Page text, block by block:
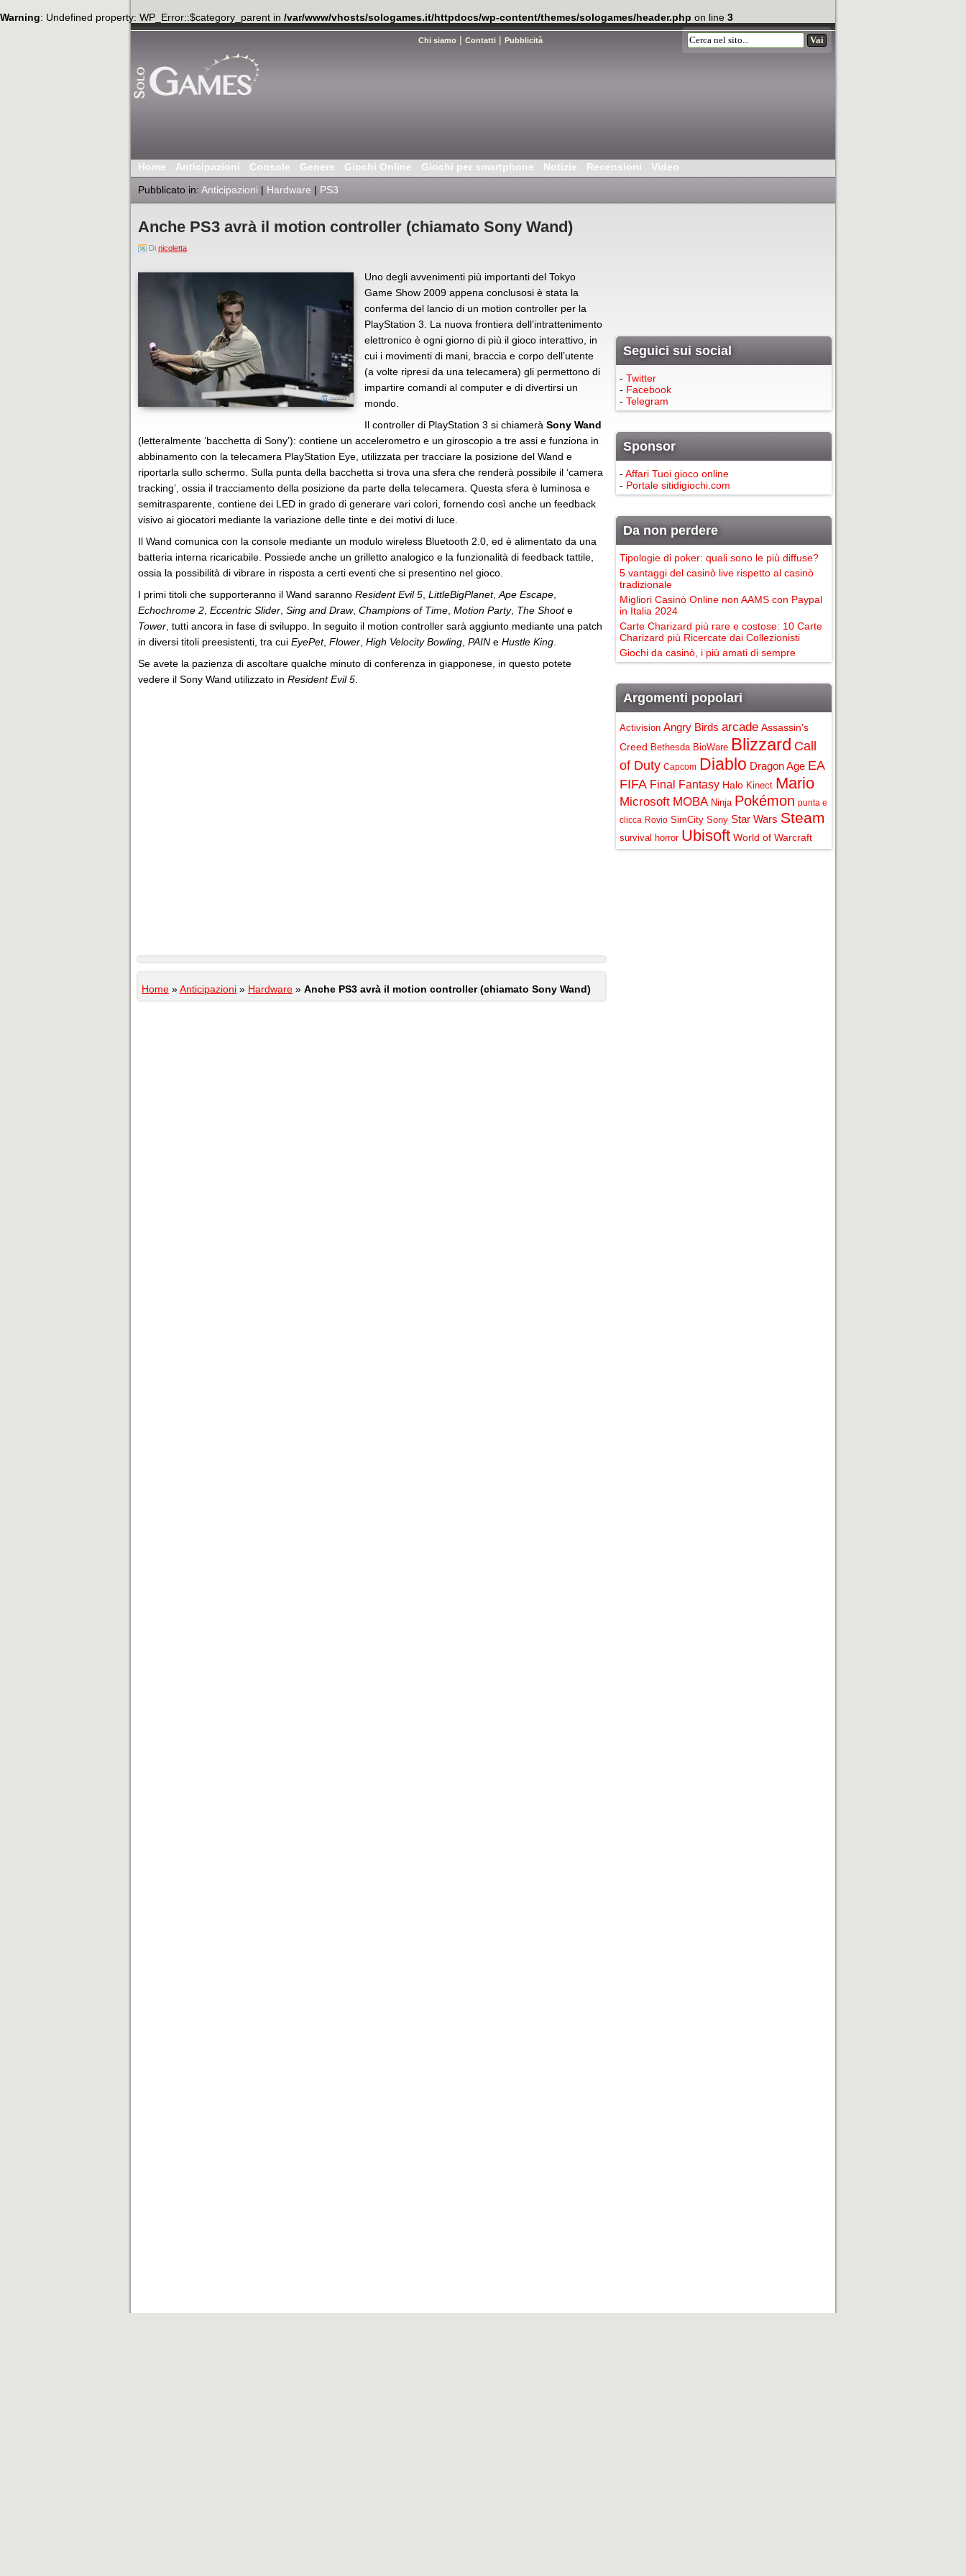
Warning: Undefined property: WP_Error::$category_parent in /var/www/vhosts/sologames.it/httpdocs/wp-content/themes/sologames/header.php on line 3
Chi siamo | Contatti | Pubblicità
Home Anticipazioni Console Genere Giochi Online Giochi per smartphone Notizie Recensioni
Video
Pubblicato in: Anticipazioni | Hardware | PS3
Anche PS3 avrà il motion controller (chiamato Sony Wand)
Di nicoletta
Uno degli avvenimenti più importanti del Tokyo
Game Show 2009 appena conclusosi è stata la
conferma del lancio di un motion controller per la
PlayStation 3. La nuova frontiera dell’intrattenimento
elettronico è ogni giorno di più il gioco interattivo, in
cui i movimenti di mani, braccia e corpo dell’utente
(a volte ripresi da una telecamera) gli permettono di
impartire comandi al computer e di divertirsi un
mondo.
Il controller di PlayStation 3 si chiamerà Sony Wand
(letteralmente ‘bacchetta di Sony’): contiene un accelerometro e un giroscopio a tre assi e funziona in
abbinamento con la telecamera PlayStation Eye, utilizzata per tracciare la posizione del Wand e
riportarla sullo schermo. Sulla punta della bacchetta si trova una sfera che renderà possibile il ‘camera
tracking’, ossia il tracciamento della posizione da parte della telecamera. Questa sfera è luminosa e
semitrasparente, contiene dei LED in grado di generare vari colori, fornendo così anche un feedback
visivo ai giocatori mediante la variazione delle tinte e dei motivi di luce.
Il Wand comunica con la console mediante un modulo wireless Bluetooth 2.0, ed è alimentato da una
batteria interna ricaricabile. Possiede anche un grilletto analogico e la funzionalità di feedback tattile,
ossia la possibilità di vibrare in risposta a certi eventi che si presentino nel gioco.
I primi titoli che supporteranno il Wand saranno Resident Evil 5 LittleBigPlanet, Ape Escape
Echochrome 2 Eccentric Slider Sing and Draw, Champions of Time Motion Party, The Shoote
Tower , tutti ancora in fase di sviluppo. In seguito il motion controller sarà aggiunto mediante una patch
in diversi titoli preesistenti, tra cui EyePet, Flower High Velocity Bowling PAIN e Hustle King
Se avete la pazienza di ascoltare qualche minuto di conferenza in giapponese, in questo potete
vedere il Sony Wand utilizzato in Resident Evil 5
Home »Anticipazioni » Hardware » Anche PS3 avrà il motion controller (chiamato Sony Wand)
Seguici sui social
- Twitter
- Facebook
- Telegram
Sponsor
- Affari Tuoi gioco online
- Portale sitidigiochi.com
Da non perdere
Tipologie di poker: quali sono le più diffuse?
5 vantaggi del casinò live rispetto al casinò
tradizionale
Migliori Casinò Online non AAMS con Paypal
in Italia 2024
Carte Charizard più rare e costose: 10 Carte
Charizard più Ricercate dai Collezionisti
Giochi da casinò, i più amati di sempre
Argomenti popolari
Activision Angry Birds arcade Assassin's
Creed Bethesda BioWare Blizzard Call
of Duty Capcom Diablo Dragon Age EA
FIFA Final Fantasy Halo Kinect Mario
Microsoft MOBA Ninja Pokémon punta e
clicca Rovio SimCity Sony Star Wars Steam
survival horror Ubisoft World of Warcraft